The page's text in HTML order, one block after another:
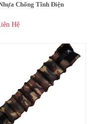
Chống Tĩnh Điện
Hệ